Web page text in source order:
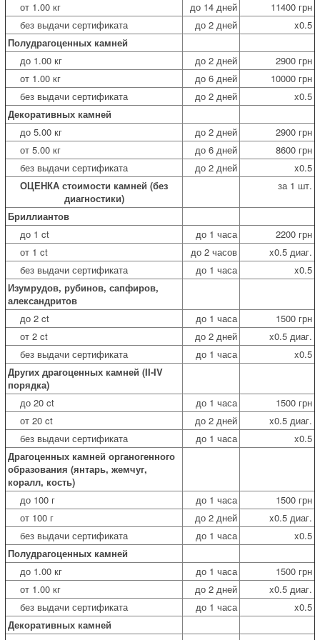
от 1.00 кг до 14 дней
11400 грн
без выдачи сертификата
до 2 дней
x0.5
Полудрагоценных камней
до 1.00 кг
до 2 дней
2900 грн
от 1.00 кг
до 6 дней
10000 грн
без выдачи сертификата
до 2 дней
x0.5
Декоративных камней
до 5.00 кг
до 2 дней
2900 грн
от 5.00 кг
до 6 дней
8600 грн
без выдачи сертификата
до 2 дней
x0.5
ОЦЕНКА стоимости камней (без
диагностики)
за 1 шт.
Бриллиантов
до 1 ct
до 1 часа
2200 грн
от 1 ct
до 2 часов
x0.5 диаг.
без выдачи сертификата
до 1 часа
x0.5
Изумрудов, рубинов, сапфиров,
александритов
до 2 ct
до 1 часа
1500 грн
от 2 ct
до 2 дней
x0.5 диаг.
без выдачи сертификата
до 1 часа
x0.5
Других драгоценных камней (II-IV
порядка)
до 20 ct
до 1 часа
1500 грн
от 20 ct
до 2 дней
x0.5 диаг.
без выдачи сертификата
до 1 часа
x0.5
Драгоценных камней органогенного
образования (янтарь, жемчуг,
коралл, кость)
до 100 г
до 1 часа
1500 грн
от 100 г
до 2 дней
x0.5 диаг.
без выдачи сертификата
до 1 часа
x0.5
Полудрагоценных камней
до 1.00 кг
до 1 часа
1500 грн
от 1.00 кг
до 2 дней
x0.5 диаг.
без выдачи сертификата
до 1 часа
x0.5
Декоративных камней